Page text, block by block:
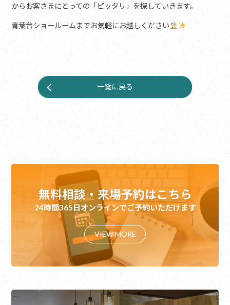
からお客さまにとっての「ピッタリ」を探していきます。
青葉台ショールームまでお気軽にお越しください
一覧に戻る
無料相談・来場予約はこちら
24時間365日オンラインでご予約いただけます
VIEW MORE